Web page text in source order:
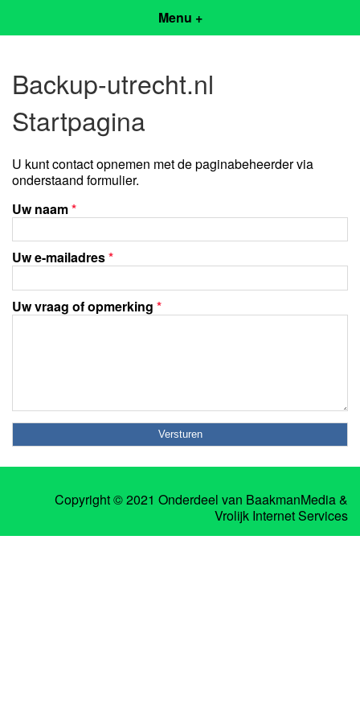
Menu +
Backup-utrecht.nl
Startpagina
U kunt contact opnemen met de paginabeheerder via
onderstaand formulier.
Uw naam*
Uw e-mailadres*
Uw vraag of opmerking *
Copyright © 2021 Onderdeel van BaakmanMedia&
Vrolijk Internet Services